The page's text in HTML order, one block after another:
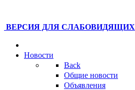
ВЕРСИЯ ДЛЯ СЛАБОВИДЯЩИХ
Новости
Back
Общие новости
Объявления